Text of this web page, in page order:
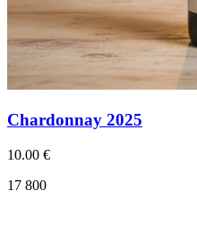
Chardonnay 2025
10.00 €
17 800